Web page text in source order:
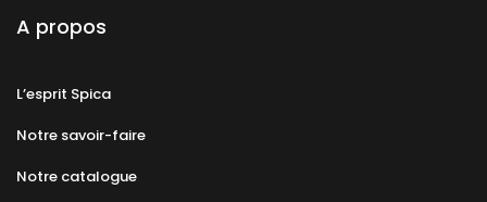
A propos
L’esprit Spica
Notre savoir-faire
Notre catalogue